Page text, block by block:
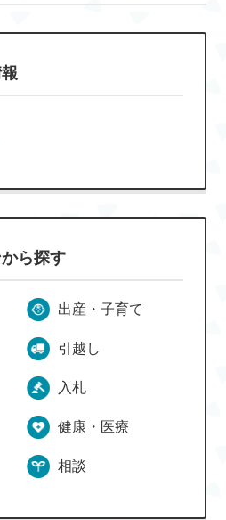
ら探す
出産・子育て
引越し
入札
健康・医療
相談